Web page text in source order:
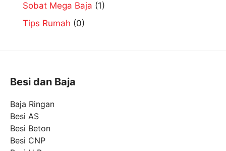
Sobat Mega Baja (1)
Tips Rumah (0)
Besi dan Baja
Baja Ringan
Besi AS
Besi Beton
Besi CNP